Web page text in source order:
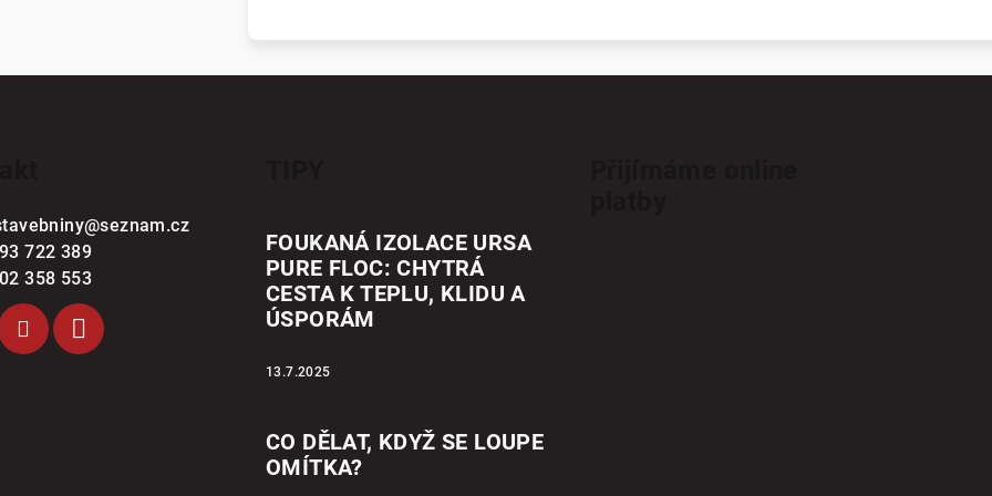
@seznam.cz
722 389
358 553
FOUKANÁ IZOLACE URSA
PURE FLOC: CHYTRÁ
CESTA K TEPLU, KLIDU A
ÚSPORÁM
13.7.2025
CO DĚLAT, KDYŽ SE LOUPE
OMÍTKA?